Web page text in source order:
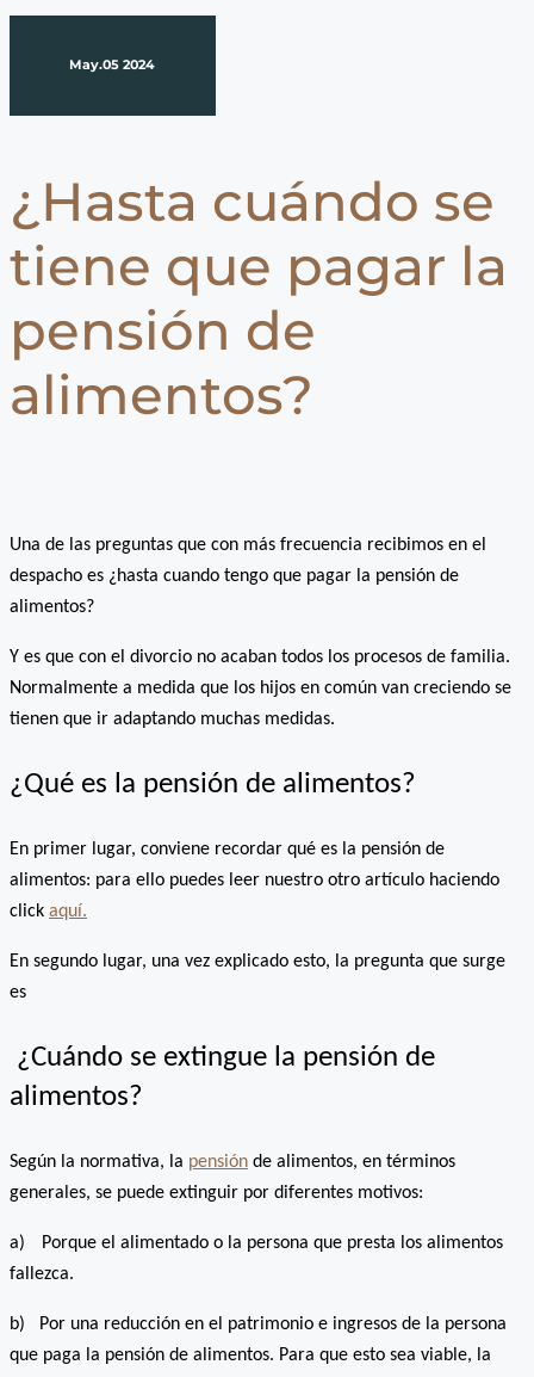
May.05 2024
¿Hasta cuándo se
tiene que pagar la
pensión de
alimentos?
Una de las preguntas que con más frecuencia recibimos en el
despacho es ¿hasta cuando tengo que pagar la pensión de
alimentos?
Y es que con el divorcio no acaban todos los procesos de familia.
Normalmente a medida que los hijos en común van creciendo se
tienen que ir adaptando muchas medidas.
¿Qué es la pensión de alimentos?
En primer lugar, conviene recordar qué es la pensión de
alimentos: para ello puedes leer nuestro otro artículo haciendo
click aquí.
En segundo lugar, una vez explicado esto, la pregunta que surge
es
¿Cuándo se extingue la pensión de
alimentos?
Según la normativa, la pensión de alimentos, en términos
generales, se puede extinguir por diferentes motivos:
a)
Porque el alimentado o la persona que presta los alimentos
fallezca.
b)
Por una reducción en el patrimonio e ingresos de la persona
que paga la pensión de alimentos. Para que esto sea viable, la